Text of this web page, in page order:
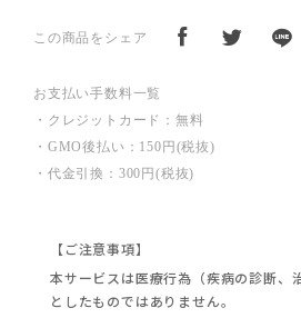
この商品をシェア
お支払い手数料一覧
・クレジットカード：無料
・GMO後払い：150円(税抜)
・代金引換：300円(税抜)
【ご注意事項】
本サービスは医療行為（疾病の診断、
としたものではありません。